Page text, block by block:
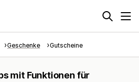
Geschenke Gutscheine
mit Funktionen für